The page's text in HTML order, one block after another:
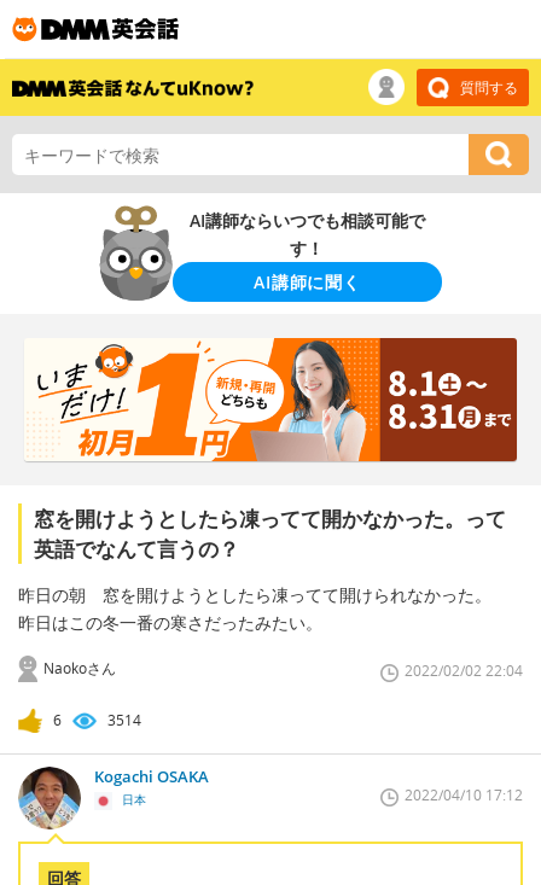
質問する
AI講師ならいつでも相談可能で
す！
AI講師に聞く
窓を開けようとしたら凍ってて開かなかった。って
英語でなんて言うの？
昨日の朝 窓を開けようとしたら凍ってて開けられなかった。
昨日はこの冬一番の寒さだったみたい。
Naokoさん 2022/02/02 22:04
6 3514
Kogachi OSAKA
日本 2022/04/10 17:12
回答